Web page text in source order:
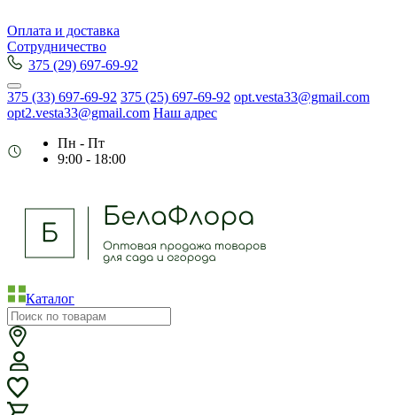
Оплата и доставка
Сотрудничество
375 (29) 697-69-92
375 (33) 697-69-92 375 (25) 697-69-92 opt.vesta33@gmail.com
opt2.vesta33@gmail.com Наш адрес
Пн - Пт
9:00 - 18:00
Каталог